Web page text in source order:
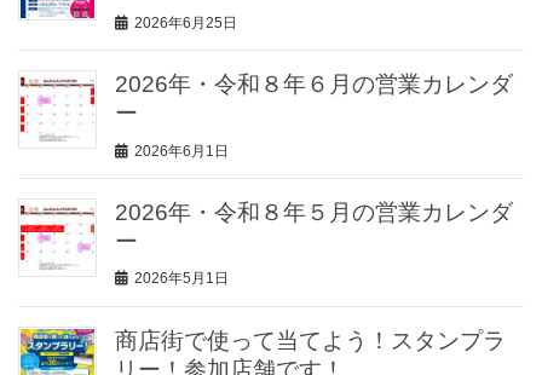
2026年6月25日
2026年・令和８年６月の営業カレンダ
ー
2026年6月1日
2026年・令和８年５月の営業カレンダ
ー
2026年5月1日
商店街で使って当てよう！スタンプラ
リー！参加店舗です！